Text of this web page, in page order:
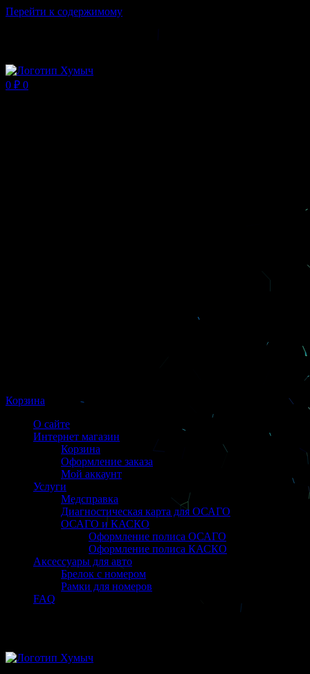
Перейти к содержимому
0 ₽ 0
Корзина
О сайте
Интернет магазин
Корзина
Оформление заказа
Мой аккаунт
Услуги
Медсправка
Диагностическая карта для ОСАГО
ОСАГО и КАСКО
Оформление полиса ОСАГО
Оформление полиса КАСКО
Аксессуары для авто
Брелок с номером
Рамки для номеров
FAQ